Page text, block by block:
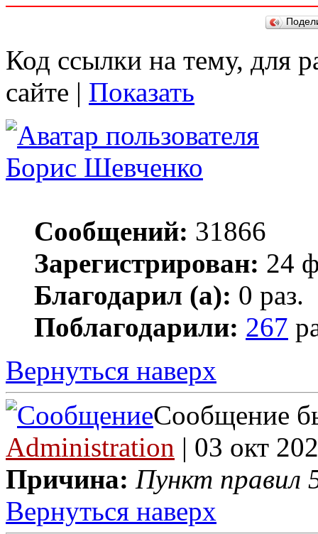
Код ссылки на тему, для
сайте | Показать
Борис Шевченко
Сообщений: 31866
Зарегистрирован: 24
Благодарил (а): 0 раз.
Поблагодарили: 267
Вернуться наверх
Сообщение
Administration | 03 окт
Причина: Пункт правил
Вернуться наверх